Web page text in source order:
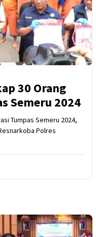
30 Orang
Semeru 2024
Tumpas Semeru 2024,
Polres